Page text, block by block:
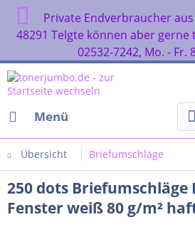
Private Endverbraucher
48291 Telgte können aber
02532-7242, Mo. - Fr.
Menü
Übersicht Briefumschläge
250 dots Briefumschläge
Fenster weiß 80 g/m²